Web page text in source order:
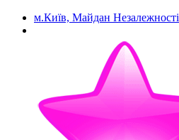
м.Київ, Майдан Незалежності